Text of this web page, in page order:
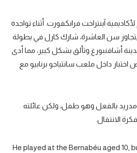
آينتراخت فرانكفورت. أثناء تواجده
سن العاشرة، شارك كارل في بطولة
أشافنبورغ وتألق بشكل كبير، مما أدى
داخل ملعب سانتياجو برنابيو مع
مدريد بالفعل وهو طفل، ولكن عائلته
الانتقال.